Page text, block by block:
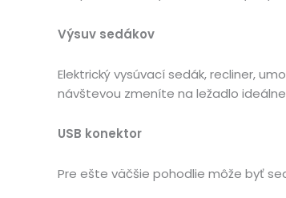
Výsuv sedákov
Elektrický vysúvací sedák, recliner,
návštevou zmeníte na ležadlo
USB konektor
Pre ešte väčšie pohodlie môže byť